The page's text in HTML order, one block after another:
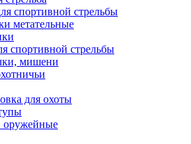
спортивной стрельбы
метательные
спортивной стрельбы
мишени
для охоты
оружейные